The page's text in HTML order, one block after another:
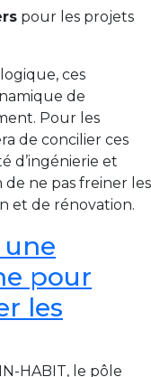
pour les projets
ces
de
Pour les
de concilier ces
d’ingénierie et
de ne pas freiner les
et de rénovation.
pour
les
HABIT, le pôle